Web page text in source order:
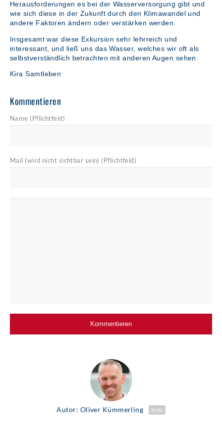
Herausforderungen es bei der Wasserversorgung gibt und
wie sich diese in der Zukunft durch den Klimawandel und
andere Faktoren ändern oder verstärken werden.
Insgesamt war diese Exkursion sehr lehrreich und
interessant, und ließ uns das Wasser, welches wir oft als
selbstverständlich betrachten mit anderen Augen sehen.
Kira Samtleben
Kommentieren
Name (Pflichtfeld)
Mail (wird nicht sichtbar sein) (Pflichtfeld)
Autor: Oliver Kümmerling Info